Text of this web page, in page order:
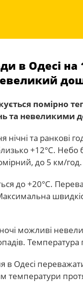
в Одесі на
помірно
та невеликими
нічні та ранкові
+12°С.
до 5 км/год.
до +20°С.
можливі
Температура
в Одесі
температури